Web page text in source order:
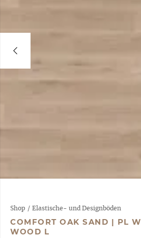
Shop / Elastische- und Designböden
COMFORT OAK SAND | PL
WOOD L